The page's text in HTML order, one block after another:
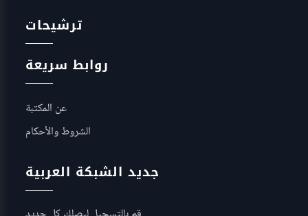
ترشيحات
روابط سريعة
عن المكتبة
الشروط والأحكام
جديد الشبكة العربية